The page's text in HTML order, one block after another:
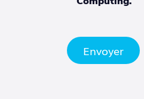
Envoyer